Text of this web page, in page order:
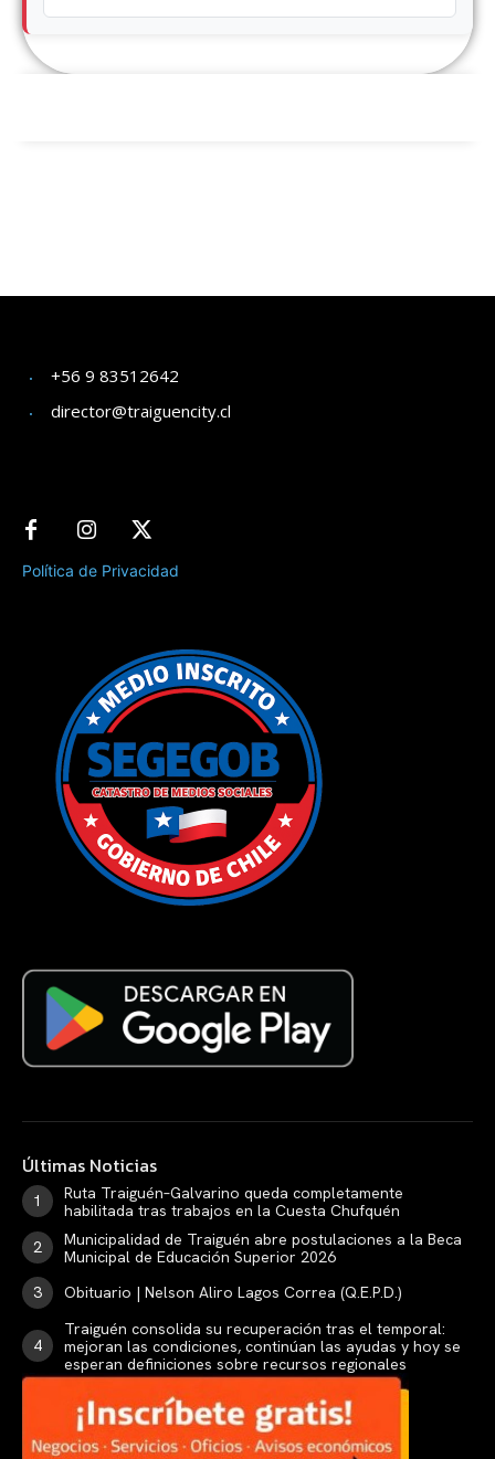
+56 9 83512642
director@traiguencity.cl
Política de Privacidad
Últimas Noticias
Ruta Traiguén–Galvarino queda completamente
habilitada tras trabajos en la Cuesta Chufquén
Municipalidad de Traiguén abre postulaciones a la Beca
Municipal de Educación Superior 2026
Obituario | Nelson Aliro Lagos Correa (Q.E.P.D.)
Traiguén consolida su recuperación tras el temporal:
mejoran las condiciones, continúan las ayudas y hoy se
esperan definiciones sobre recursos regionales